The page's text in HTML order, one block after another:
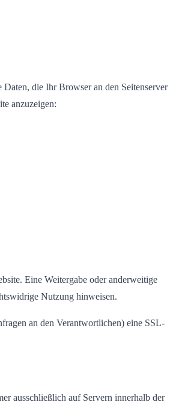
die Ihr Browser an den Seitenserver
anzuzeigen:
Eine Weitergabe oder anderweitige
Nutzung hinweisen.
an den Verantwortlichen) eine SSL-
ausschließlich auf Servern innerhalb der